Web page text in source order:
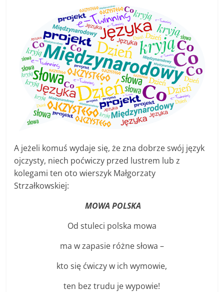
A jeżeli komuś wydaje się, że zna dobrze swój język
ojczysty, niech poćwiczy przed lustrem lub z
kolegami ten oto wierszyk Małgorzaty
Strzałkowskiej:
MOWA POLSKA
Od stuleci polska mowa
ma w zapasie różne słowa –
kto się ćwiczy w ich wymowie,
ten bez trudu je wypowie!